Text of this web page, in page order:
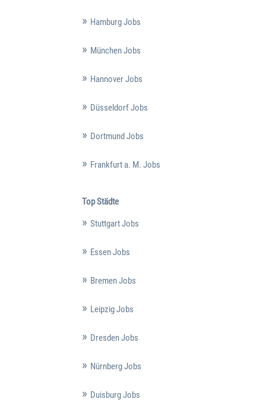
Hamburg Jobs
München Jobs
Hannover Jobs
Düsseldorf Jobs
Dortmund Jobs
Frankfurt a. M. Jobs
Top Städte
Stuttgart Jobs
Essen Jobs
Bremen Jobs
Leipzig Jobs
Dresden Jobs
Nürnberg Jobs
Duisburg Jobs